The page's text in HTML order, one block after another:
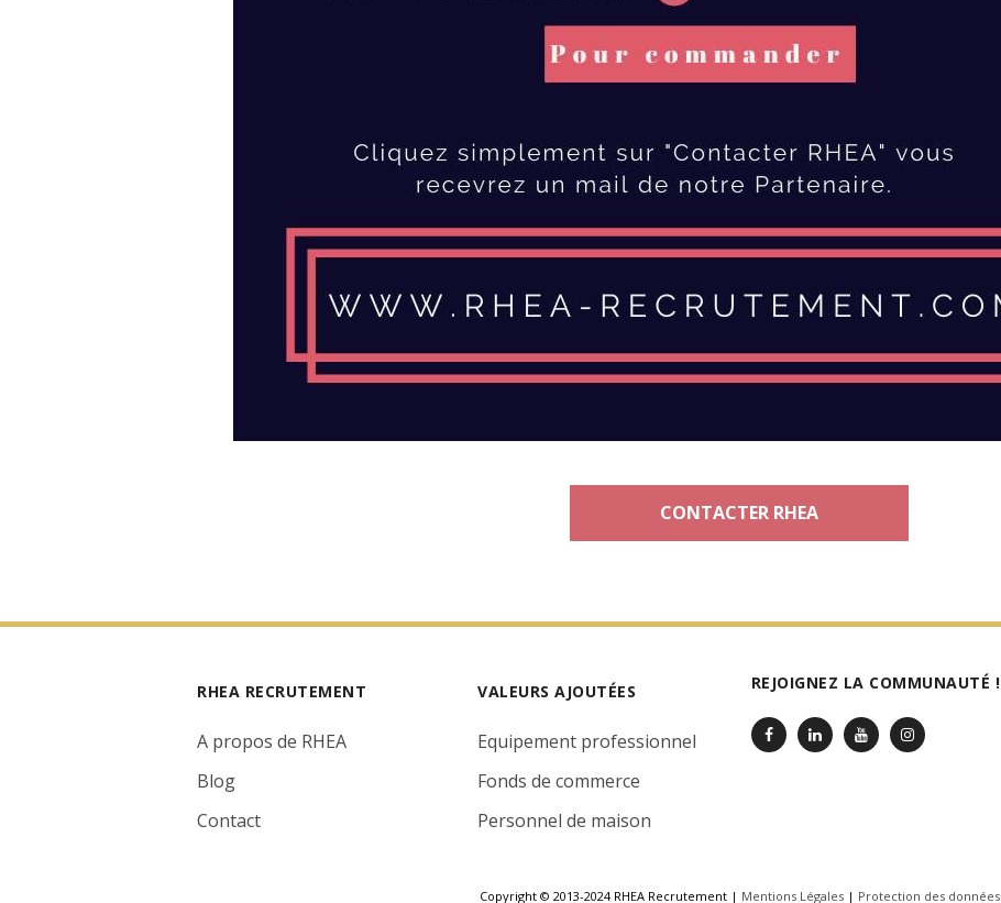
CONTACTER RHEA
RHEA RECRUTEMENT
A propos de RHEA
Blog
Contact
VALEURS AJOUTÉES
Equipement professionnel
Fonds de commerce
Personnel de maison
REJOIGNEZ LA COMMUNAUTÉ !
Copyright © 2013-2024 RHEA Recrutement | Mentions Légales| Protection des données